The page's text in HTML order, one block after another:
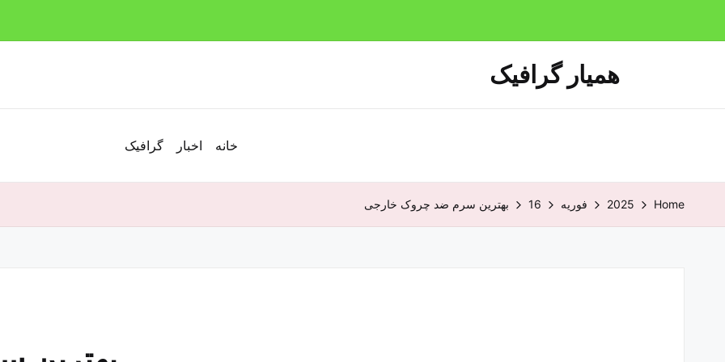
همیار گرافیک
خانه اخبار گرافیک
Home
2025 فوریه 16 بهترین سرم ضد چروک خارجی